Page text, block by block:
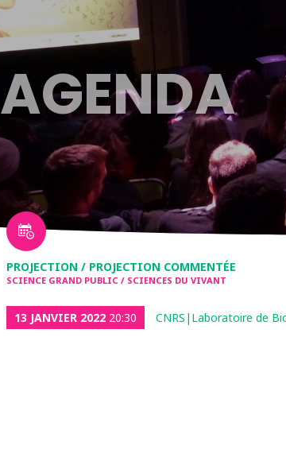
AGENDA
PROJECTION / PROJECTION COMMENTÉE
SCIENCE GRAND PUBLIC / SCIENCES DU VIVANT
13 JANVIER 2022 20:30 CNRS|Laboratoire de